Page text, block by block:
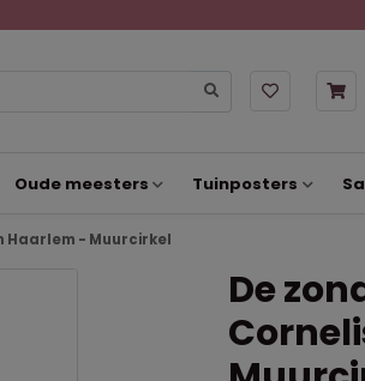
Oude meesters Tuinposters
Haarlem - Muurcirkel
De